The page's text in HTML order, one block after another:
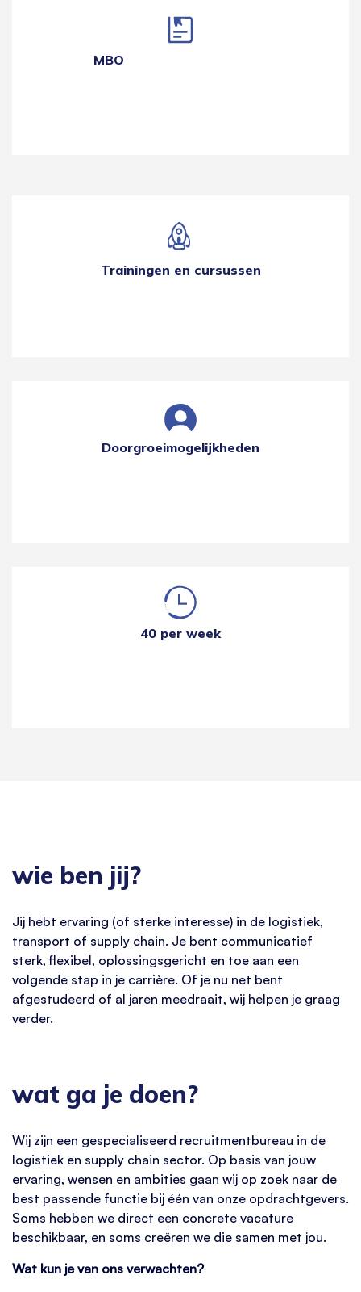
MBO
Trainingen en cursussen
Doorgroeimogelijkheden
40 per week
wie ben jij?
Jij hebt ervaring (of sterke interesse) in de logistiek,
transport of supply chain. Je bent communicatief
sterk, flexibel, oplossingsgericht en toe aan een
volgende stap in je carrière. Of je nu net bent
afgestudeerd of al jaren meedraait, wij helpen je graag
verder.
wat ga je doen?
Wij zijn een gespecialiseerd recruitmentbureau in de
logistiek en supply chain sector. Op basis van jouw
ervaring, wensen en ambities gaan wij op zoek naar de
best passende functie bij één van onze opdrachtgevers.
Soms hebben we direct een concrete vacature
beschikbaar, en soms creëren we die samen met jou.
Wat kun je van ons verwachten?